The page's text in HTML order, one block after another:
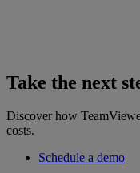
Take the next
Discover how
costs.
Schedule a demo